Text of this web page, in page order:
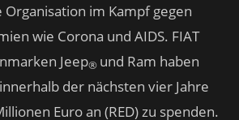
im Kampf gegen
wie Corona und AIDS. FIAT
Jeep® und Ram haben
der nächsten vier Jahre
Euro an (RED) zu spenden.